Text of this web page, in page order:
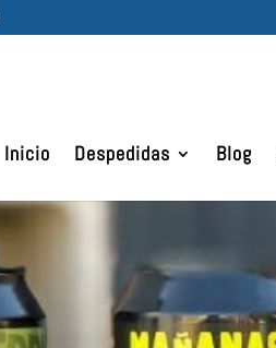
Inicio Despedidas Blog